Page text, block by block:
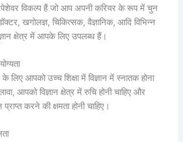
पेशेवर विकल्प हैं जो आप अपनी करियर के रूप में चुन
खगोलज्ञ, चिकित्सक, वैज्ञानिक, आदि विभिन्न
क्षेत्र में आपके लिए उपलब्ध हैं।
लिए आपको उच्च शिक्षा में विज्ञान में स्नातक होना
आपको विज्ञान क्षेत्र में रुचि होनी चाहिए और
करने की क्षमता होनी चाहिए।